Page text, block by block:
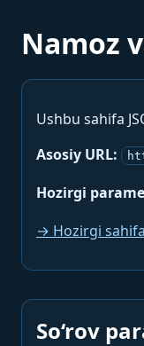
Namoz
Ushbu sahifa
Asosiy URL:
Hozirgi
→ Hozirgi
So‘rov